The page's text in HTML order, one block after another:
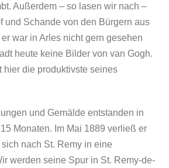
Außerdem – so lasen wir nach –
und Schande von den Bürgern aus
war in Arles nicht gern gesehen
heute keine Bilder von van Gogh.
hier die produktivste seines
und Gemälde entstanden in
Monaten. Im Mai 1889 verließ er
nach St. Remy in eine
werden seine Spur in St. Remy-de-